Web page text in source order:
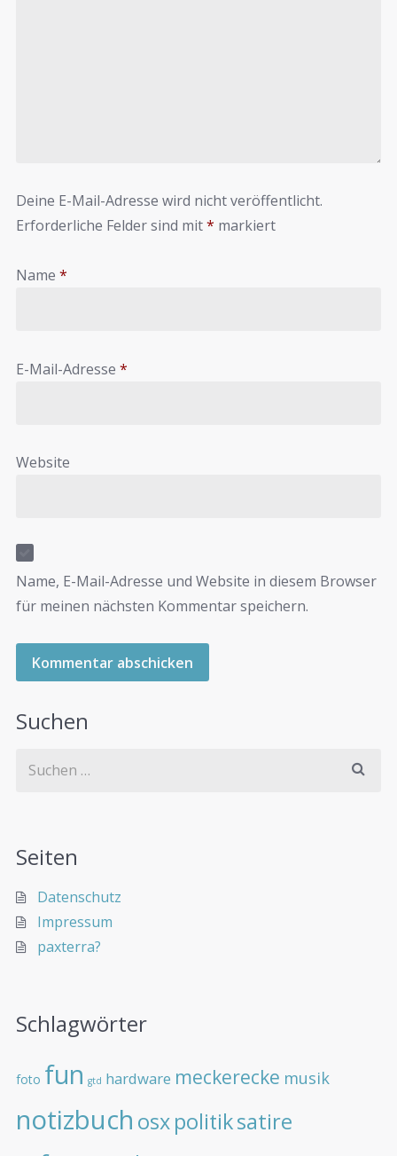
Deine E-Mail-Adresse wird nicht veröffentlicht.
Erforderliche Felder sind mit* markiert
Name *
E-Mail-Adresse *
Website
Name, E-Mail-Adresse und Website in diesem Browser
für meinen nächsten Kommentar speichern.
Suchen
Seiten
Datenschutz
Impressum
paxterra?
Schlagwörter
foto fun gtd hardware meckerecke musik
notizbuch osxpolitiksatire